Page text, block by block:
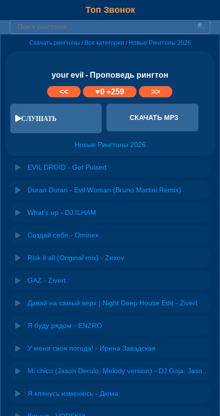
Топ Звонок
Скачать рингтоны / Все категории / Новые Рингтоны 2026
your evil - Проповедь рингтон
<<
♥0+259 >>
СЛУШАТЬ СКАЧАТЬ MP3
Новые Рингтоны 2026
EVIL DROID - Get Pulsed
Duran Duran - Evil Woman (Bruno Martini Remix)
What's up - DJ.ILHAM
Создай себя - Ominex
Risk it all (Original mix) - Zexov
GAZ - Zivert
Давай на самый верх | Night Deep House Edit - Zivert
Я буду рядом - ENZRO
У меня своя погода! - Ирина Завадская
Я клянусь изменюсь - Дюма